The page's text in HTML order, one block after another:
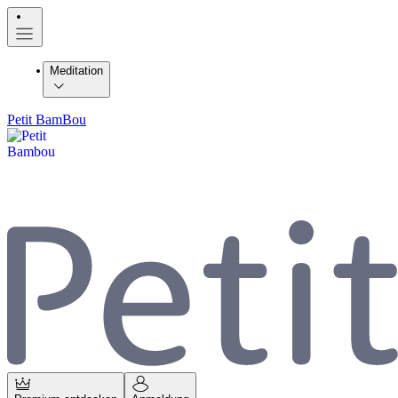
Meditation
Petit BamBou